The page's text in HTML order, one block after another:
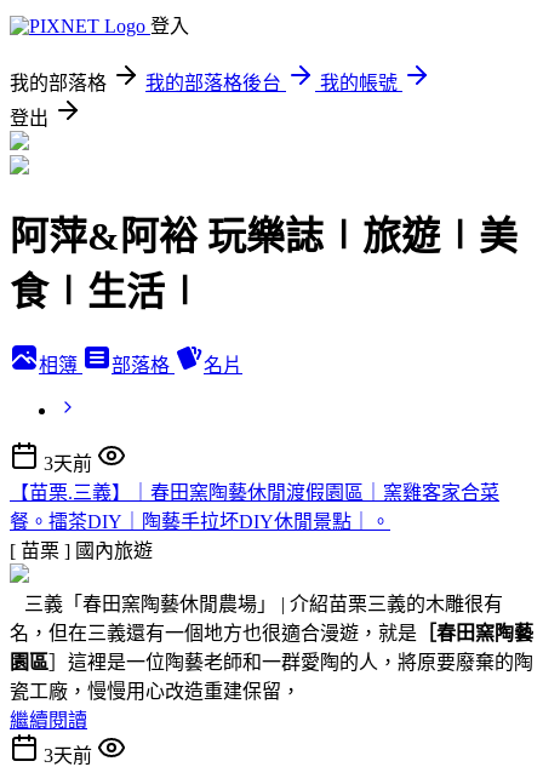
登入
我的部落格 我的部落格後台
我的帳號
登出
阿萍&阿裕 玩樂誌∣旅遊∣美
食∣生活∣
相簿 部落格 名片
3天前
【苗栗.三義】｜春田窯陶藝休閒渡假園區｜窯雞客家合菜
餐。擂茶DIY｜陶藝手拉坏DIY休閒景點｜。
[ 苗栗 ] 國內旅遊
三義「春田窯陶藝休閒農場」 | 介紹苗栗三義的木雕很有
名，但在三義還有一個地方也很適合漫遊，就是 ［春田窯陶藝
園區 ］這裡是一位陶藝老師和一群愛陶的人，將原要廢棄的陶
瓷工廠，慢慢用心改造重建保留，
繼續閱讀
3天前